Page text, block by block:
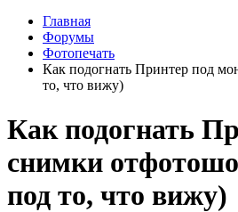
Главная
Форумы
Фотопечать
Как подогнать Принтер под
то, что вижу)
Как подогнать
снимки
под то, что вижу)